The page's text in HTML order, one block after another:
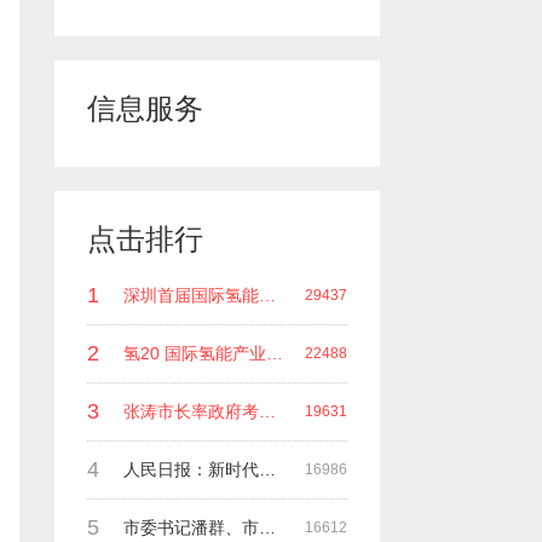
信息服务
点击排行
1 深圳首届国际氢能领袖峰会 深圳科谷研究院发起主办 在深能源集团成功召开 会上相关单位 研发机构 龙头企业等签约合作 29437
2 22488
3 张涛市长率政府考察团莅临深圳科谷集团指导工作 19631
4 人民日报：新时代中国能源在高质量发展道路上奋勇前进 16986
5 市委书记潘群、市政府副市长张荣海一行莅临考察指导工作 16612